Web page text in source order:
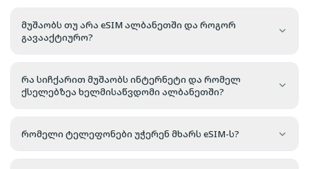
მუშაობს თუ არა eSIM ალბანეთში და როგორ
გავააქტიურო?
რა სიჩქარით მუშაობს ინტერნეტი და რომელ
ქსელებზეა ხელმისაწვდომი ალბანეთში?
რომელი ტელეფონები უჭერენ მხარს eSIM-ს?